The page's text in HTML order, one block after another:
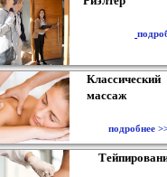
Классический
массаж
подробнее